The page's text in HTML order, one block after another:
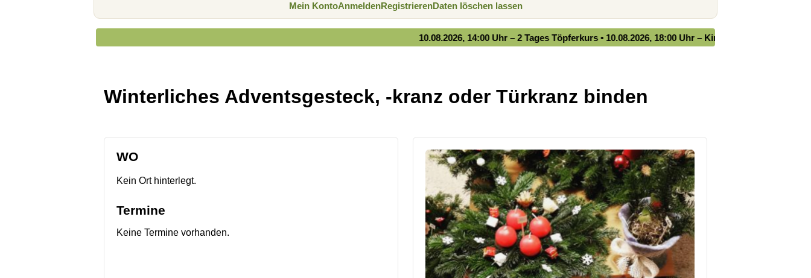
Mein KontoAnmeldenRegistrierenDaten löschen lassen
10.08.2026, 14:00 Uhr – 2 Tages Töpferkurs • 10.08.2026, 18:00 Uhr – Kindernähkurs • 11.08.2026,
Winterliches Adventsgesteck, -kranz oder Türkranz binden
WO
Kein Ort hinterlegt.
Termine
Keine Termine vorhanden.